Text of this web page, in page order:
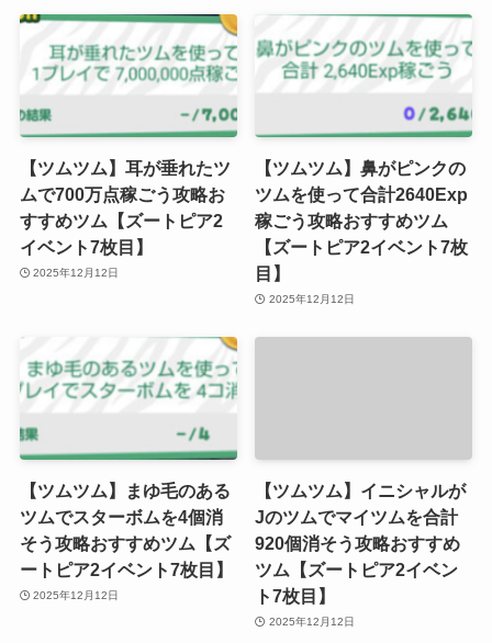
【ツムツム】耳が垂れたツ
ムで700万点稼ごう攻略お
すすめツム【ズートピア2
イベント7枚目】
2025年12月12日
【ツムツム】鼻がピンクの
ツムを使って合計2640Exp
稼ごう攻略おすすめツム
【ズートピア2イベント7枚
目】
2025年12月12日
【ツムツム】まゆ毛のある
ツムでスターボムを4個消
そう攻略おすすめツム【ズ
ートピア2イベント7枚目】
2025年12月12日
【ツムツム】イニシャルが
Jのツムでマイツムを合計
920個消そう攻略おすすめ
ツム【ズートピア2イベン
ト7枚目】
2025年12月12日